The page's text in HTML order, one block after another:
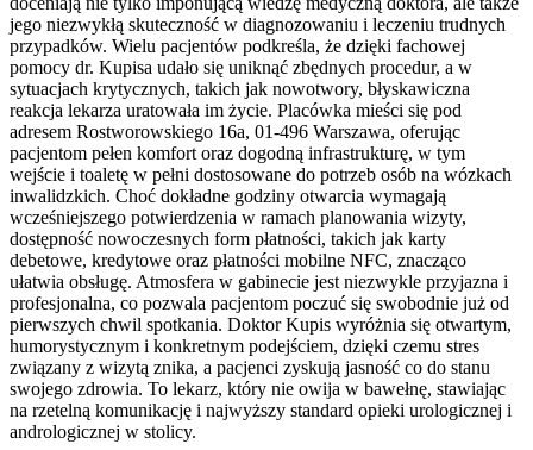
jego niezwykłą skuteczność w diagnozowaniu i leczeniu trudnych
przypadków. Wielu pacjentów podkreśla, że dzięki fachowej
pomocy dr. Kupisa udało się uniknąć zbędnych procedur, a w
sytuacjach krytycznych, takich jak nowotwory, błyskawiczna
reakcja lekarza uratowała im życie. Placówka mieści się pod
adresem Rostworowskiego 16a, 01-496 Warszawa, oferując
pacjentom pełen komfort oraz dogodną infrastrukturę, w tym
wejście i toaletę w pełni dostosowane do potrzeb osób na wózkach
inwalidzkich. Choć dokładne godziny otwarcia wymagają
wcześniejszego potwierdzenia w ramach planowania wizyty,
dostępność nowoczesnych form płatności, takich jak karty
debetowe, kredytowe oraz płatności mobilne NFC, znacząco
ułatwia obsługę. Atmosfera w gabinecie jest niezwykle przyjazna i
profesjonalna, co pozwala pacjentom poczuć się swobodnie już od
pierwszych chwil spotkania. Doktor Kupis wyróżnia się otwartym,
humorystycznym i konkretnym podejściem, dzięki czemu stres
związany z wizytą znika, a pacjenci zyskują jasność co do stanu
swojego zdrowia. To lekarz, który nie owija w bawełnę, stawiając
na rzetelną komunikację i najwyższy standard opieki urologicznej i
andrologicznej w stolicy.